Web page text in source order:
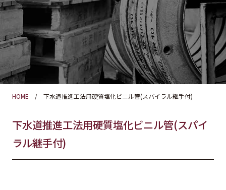
HOME 下水道推進工法用硬質塩化ビニル管(スパイラル継手付)
下水道推進工法用硬質塩化ビニル管(スパイ
ラル継手付)